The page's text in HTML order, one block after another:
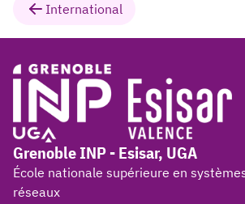
International
Grenoble INP - Esisar, UGA
École nationale supérieure en
réseaux